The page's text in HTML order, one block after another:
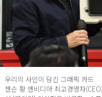
우리의 사인이 담긴 그래픽 카드
젠슨 황 엔비디아 최고경영자